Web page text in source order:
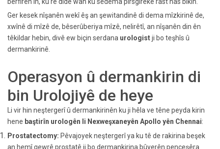
Ger kesek nîşanên wekî êş an şewitandinê di dema mîzkirinê de,
xwînê di mîzê de, bêserûberiya mîzê, nelirêtî, an nîşanên din ên
têkildar hebin, divê ew biçin serdana urologistji bo teşhîs û
dermankirinê.
Operasyon û dermankirin di
bin Urolojiyê de heye
Li vir hin neştergerî û dermankirinên ku ji hêla ve têne peyda kirin
hene baştirîn urologên li Nexweşxaneyên Apollo yên Chennai:
Prostatectomy: Pêvajoyek neştergerî ya ku tê de rakirina beşek
an hemî gewrê prostatê ji bo dermankirina bûyerên penceşêra